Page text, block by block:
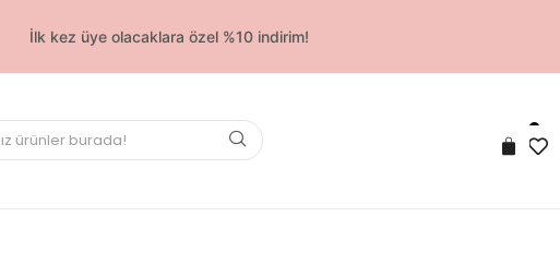
İlk kez üye olacaklara özel %10 indirim!